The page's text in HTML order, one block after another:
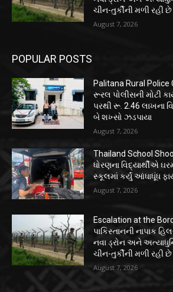
ચીન-તુર્કીની મળી રહી
August 7, 2026
POPULAR POSTS
Palitana Rural Police
રૂરલ પોલીસની મોટી
પરથી રૂ. 2.46 લાખના
બે શખ્સો ઝડપાયા
August 7, 2026
Thailand School
ધોરણના વિદ્યાર્થીએ
સ્કૂલમાં કર્યું આંધાધૂંધ
August 7, 2026
Escalation at the
પાકિસ્તાનની નાપાક
નવા ડ્રોન અને
ચીન-તુર્કીની મળી રહી
August 7, 2026